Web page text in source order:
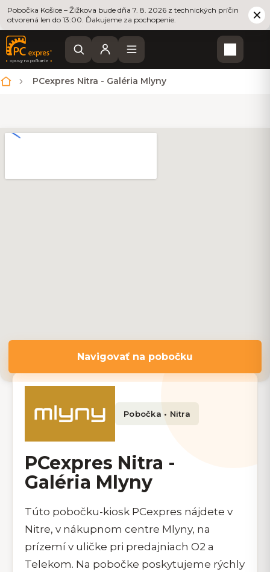
Pobočka Košice – Žižkova bude dňa 7. 8. 2026 z technických príčin
otvorená len do 13:00. Ďakujeme za pochopenie.
Domov
PCexpres Nitra - Galéria Mlyny
Navigovať na pobočku
Pobočka • Nitra
PCexpres Nitra -
Galéria Mlyny
Túto pobočku-kiosk PCexpres nájdete v
Nitre, v nákupnom centre Mlyny, na
prízemí v uličke pri predajniach O2 a
Telekom. Na pobočke poskytujeme rýchly